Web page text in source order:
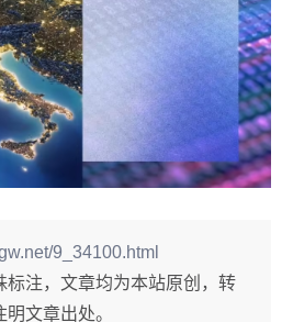
9_34100.html
标注，文章均为本站原创，转
文章出处。